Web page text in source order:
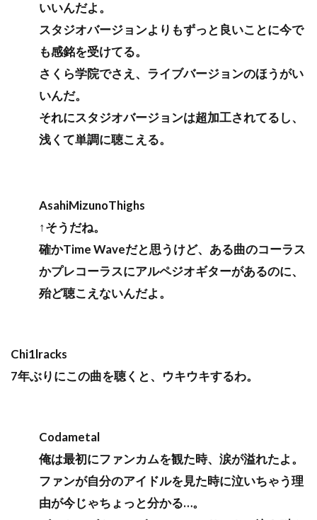
いいんだよ。
スタジオバージョンよりもずっと良いことに今で
も感銘を受けてる。
さくら学院でさえ、ライブバージョンのほうがい
いんだ。
それにスタジオバージョンは超加工されてるし、
浅くて単調に聴こえる。
AsahiMizunoThighs
↑そうだね。
確かTime Waveだと思うけど、ある曲のコーラス
かプレコーラスにアルペジオギターがあるのに、
殆ど聴こえないんだよ。
Chi1lracks
7年ぶりにこの曲を聴くと、ウキウキするわ。
Codametal
俺は最初にファンカムを観た時、涙が溢れたよ。
ファンが自分のアイドルを見た時に泣いちゃう理
由が今じゃちょっと分かる…。